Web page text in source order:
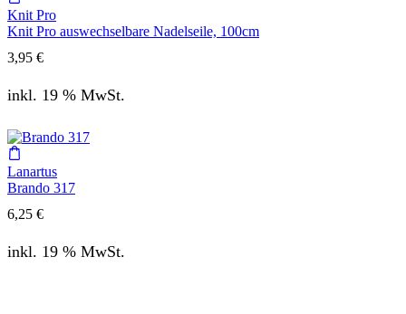
Knit Pro
Knit Pro auswechselbare Nadelseile, 100cm
3,95 €
inkl. 19 % MwSt.
Lanartus
Brando 317
6,25 €
inkl. 19 % MwSt.